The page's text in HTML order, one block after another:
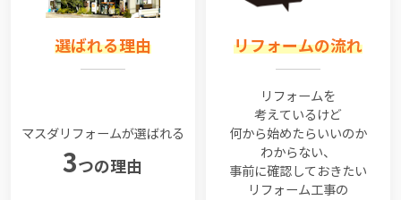
選ばれる理由
マスダリフォームが選ばれる
3つの理由
リフォームの流れ
リフォームを
考えているけど
何から始めたらいいのか
わからない、
事前に確認しておきたい
リフォーム工事の